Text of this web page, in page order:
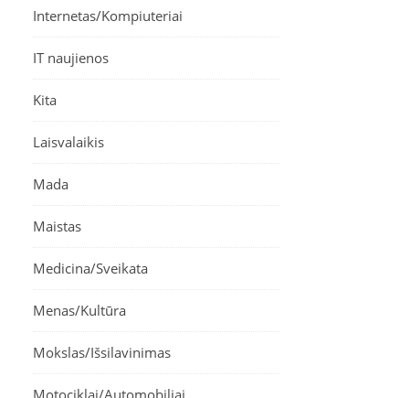
Internetas/Kompiuteriai
IT naujienos
Kita
Laisvalaikis
Mada
Maistas
Medicina/Sveikata
Menas/Kultūra
Mokslas/Išsilavinimas
Motociklai/Automobiliai